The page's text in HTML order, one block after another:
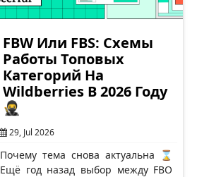
FBW Или FBS: Схемы
Работы Топовых
Категорий На
Wildberries В 2026 Году
🥷
29, Jul 2026
Почему тема снова актуальна ⌛
Ещё год назад выбор между FBO